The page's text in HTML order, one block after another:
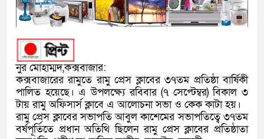
নুর মোহাম্মদ,কক্সবাজার:
কক্সবাজারের রামুতে রামু প্রেস ক্লাবের ৩৭তম প্রতিষ্ঠা বার্ষিকী
পালিত হয়েছে। এ উপলক্ষ্যে রবিবার (৭ সেপ্টেম্বর) বিকাল ৩
টায় রামু অফিসার্স ক্লাবে এ আলোচনা সভা ও কেক কাটা হয়।
রামু প্রেস ক্লাবের সভাপতি আবুল কাশেমের সভাপতিত্বে ৩৭তম
বর্ষপূর্তিতে প্রধান অতিথি ছিলেন রামু প্রেস ক্লাবের প্রতিষ্ঠাতা